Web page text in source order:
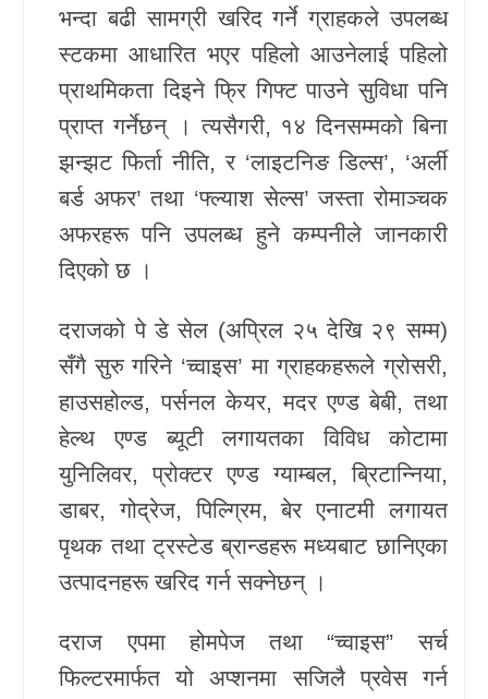
भन्दा बढी सामग्री खरिद गर्ने ग्राहकले उपलब्ध
स्टकमा आधारित भएर पहिलो आउनेलाई पहिलो
प्राथमिकता दिइने फ्रि गिफ्ट पाउने सुविधा पनि
प्राप्त गर्नेछन् । त्यसैगरी, १४ दिनसम्मको बिना
झन्झट फिर्ता नीति, र ‘लाइटनिङ डिल्स’, ‘अर्ली
बर्ड अफर’ तथा ‘फ्ल्याश सेल्स’ जस्ता रोमाञ्चक
अफरहरू पनि उपलब्ध हुने कम्पनीले जानकारी
दिएको छ ।
दराजको पे डे सेल (अप्रिल २५ देखि २९ सम्म)
सँगै सुरु गरिने ‘च्वाइस’ मा ग्राहकहरूले ग्रोसरी,
हाउसहोल्ड, पर्सनल केयर, मदर एण्ड बेबी, तथा
हेल्थ एण्ड ब्यूटी लगायतका विविध कोटामा
युनिलिवर, प्रोक्टर एण्ड ग्याम्बल, ब्रिटान्निया,
डाबर, गोद्रेज, पिल्ग्रिम, बेर एनाटमी लगायत
पृथक तथा ट्रस्टेड ब्रान्डहरू मध्यबाट छानिएका
उत्पादनहरू खरिद गर्न सक्नेछन् ।
दराज एपमा होमपेज तथा “च्वाइस” सर्च
फिल्टरमार्फत यो अप्शनमा सजिलै प्रवेस गर्न